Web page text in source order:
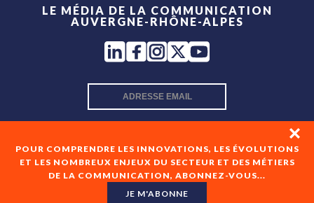
POUR COMPRENDRE LES INNOVATIONS, LES ÉVOLUTIONS
ET LES NOMBREUX ENJEUX DU SECTEUR ET DES MÉTIERS
DE LA COMMUNICATION, ABONNEZ-VOUS...
JE M'ABONNE
LE MÉDIA DE LA COMMUNICATION
AUVERGNE-RHÔNE-ALPES
En cochant cette case, je consens à recevoir les newsletters